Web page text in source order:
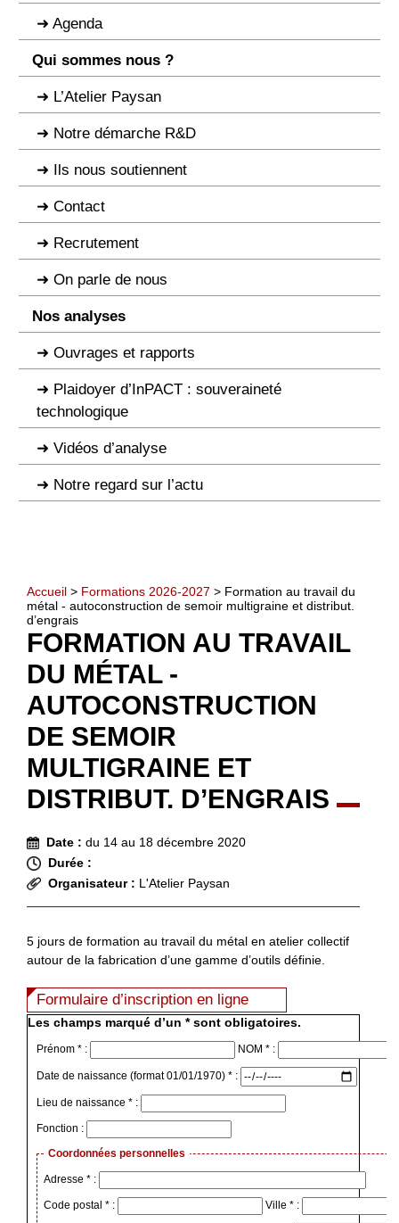
Agenda
Qui sommes nous ?
L’Atelier Paysan
Notre démarche R&D
Ils nous soutiennent
Contact
Recrutement
On parle de nous
Nos analyses
Ouvrages et rapports
Plaidoyer d’InPACT : souveraineté
technologique
Vidéos d’analyse
Notre regard sur l’actu
Accueil > Formations 2026-2027 > Formation au travail du
métal - autoconstruction de semoir multigraine et distribut.
d’engrais
FORMATION AU TRAVAIL
DU MÉTAL -
AUTOCONSTRUCTION
DE SEMOIR
MULTIGRAINE ET
DISTRIBUT. D’ENGRAIS
Date : du 14 au 18 décembre 2020
Durée :
Organisateur : L'Atelier Paysan
5 jours de formation au travail du métal en atelier collectif
autour de la fabrication d’une gamme d’outils définie.
Formulaire d’inscription en ligne
Les champs marqué d’un * sont obligatoires.
Prénom * : NOM * :
Date de naissance (format 01/01/1970) * :
Lieu de naissance * :
Fonction :
Coordonnées personnelles
Adresse * :
Code postal * : Ville * :